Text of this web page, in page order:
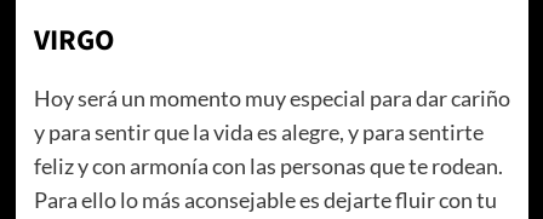
VIRGO
Hoy será un momento muy especial para dar cariño
y para sentir que la vida es alegre, y para sentirte
feliz y con armonía con las personas que te rodean.
Para ello lo más aconsejable es dejarte fluir con tu